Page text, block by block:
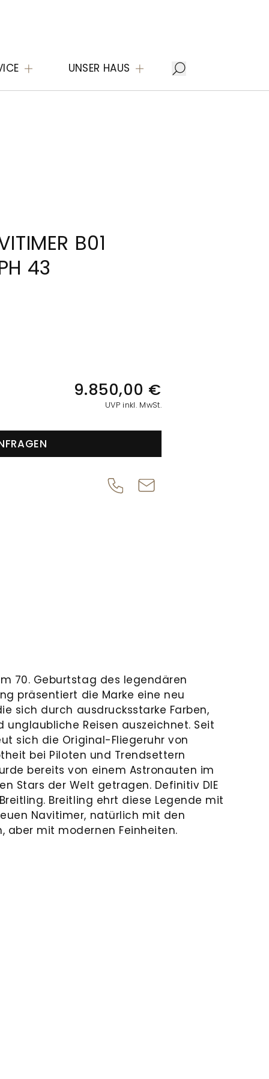
UNSER HAUS
B01
43
9.850,00 €
UVP inkl. MwSt.
70. Geburtstag des legendären
präsentiert die Marke eine neu
sich durch ausdrucksstarke Farben,
Reisen auszeichnet. Seit
sich die Original-Fliegeruhr von
bei Piloten und Trendsettern
bereits von einem Astronauten im
Stars der Welt getragen. Definitiv DIE
Breitling ehrt diese Legende mit
Navitimer, natürlich mit den
aber mit modernen Feinheiten.